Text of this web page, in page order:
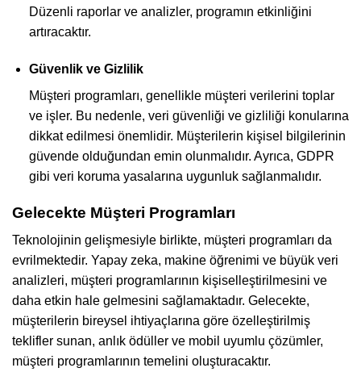
Düzenli raporlar ve analizler, programın etkinliğini
artıracaktır.
Güvenlik ve Gizlilik
Müşteri programları, genellikle müşteri verilerini toplar
ve işler. Bu nedenle, veri güvenliği ve gizliliği konularına
dikkat edilmesi önemlidir. Müşterilerin kişisel bilgilerinin
güvende olduğundan emin olunmalıdır. Ayrıca, GDPR
gibi veri koruma yasalarına uygunluk sağlanmalıdır.
Gelecekte Müşteri Programları
Teknolojinin gelişmesiyle birlikte, müşteri programları da
evrilmektedir. Yapay zeka, makine öğrenimi ve büyük veri
analizleri, müşteri programlarının kişiselleştirilmesini ve
daha etkin hale gelmesini sağlamaktadır. Gelecekte,
müşterilerin bireysel ihtiyaçlarına göre özelleştirilmiş
teklifler sunan, anlık ödüller ve mobil uyumlu çözümler,
müşteri programlarının temelini oluşturacaktır.